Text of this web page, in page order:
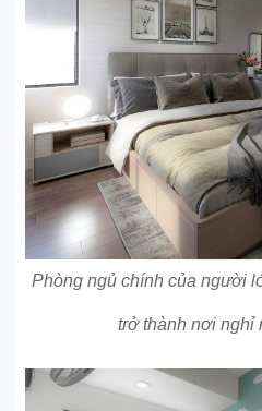
Phòng ngủ chính của người
trở thành nơi nghỉ